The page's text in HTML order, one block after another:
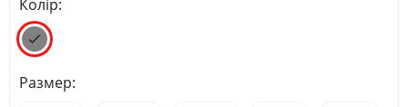
Колір:
Размер: